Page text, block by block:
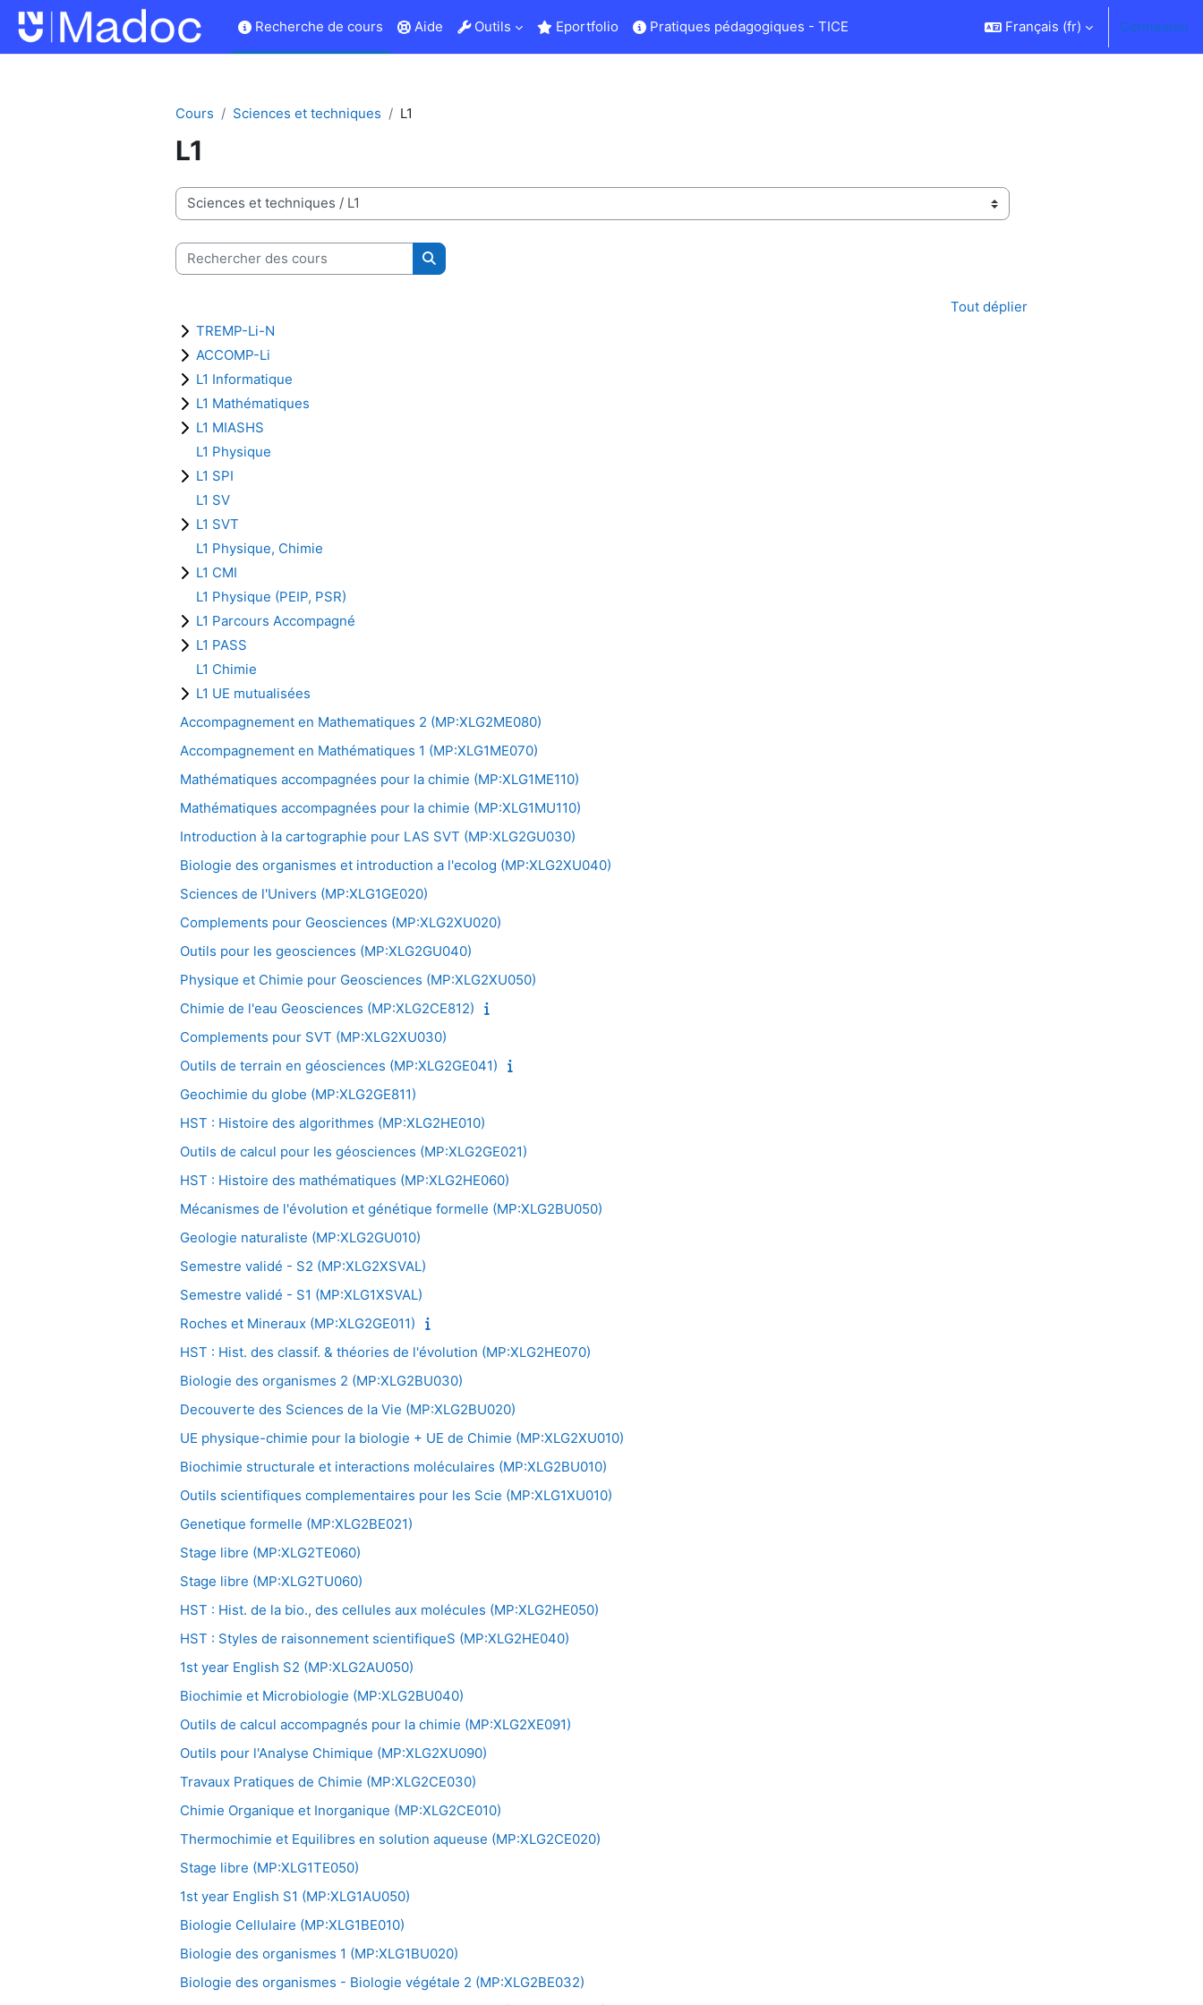
Passer au contenu principal
Recherche de cours
Aide Outils Eportfolio Pratiques pédagogiques - TICE Français ‎(fr)‎ Connexion
Cours Sciences et techniques L1
L1
Catégories de cours
Rechercher des cours
Rechercher des cours
Tout déplier
TREMP-Li-N
ACCOMP-Li
L1 Informatique
L1 Mathématiques
L1 MIASHS
L1 Physique
L1 SPI
L1 SV
L1 SVT
L1 Physique, Chimie
L1 CMI
L1 Physique (PEIP, PSR)
L1 Parcours Accompagné
L1 PASS
L1 Chimie
L1 UE mutualisées
Accompagnement en Mathematiques 2 (MP:XLG2ME080)
Accompagnement en Mathématiques 1 (MP:XLG1ME070)
Mathématiques accompagnées pour la chimie (MP:XLG1ME110)
Mathématiques accompagnées pour la chimie (MP:XLG1MU110)
Introduction à la cartographie pour LAS SVT (MP:XLG2GU030)
Biologie des organismes et introduction a l'ecolog (MP:XLG2XU040)
Sciences de l'Univers (MP:XLG1GE020)
Complements pour Geosciences (MP:XLG2XU020)
Outils pour les geosciences (MP:XLG2GU040)
Physique et Chimie pour Geosciences (MP:XLG2XU050)
Chimie de l'eau Geosciences (MP:XLG2CE812)
Complements pour SVT (MP:XLG2XU030)
Outils de terrain en géosciences (MP:XLG2GE041)
Geochimie du globe (MP:XLG2GE811)
HST : Histoire des algorithmes (MP:XLG2HE010)
Outils de calcul pour les géosciences (MP:XLG2GE021)
HST : Histoire des mathématiques (MP:XLG2HE060)
Mécanismes de l'évolution et génétique formelle (MP:XLG2BU050)
Geologie naturaliste (MP:XLG2GU010)
Semestre validé - S2 (MP:XLG2XSVAL)
Semestre validé - S1 (MP:XLG1XSVAL)
Roches et Mineraux (MP:XLG2GE011)
HST : Hist. des classif. & théories de l'évolution (MP:XLG2HE070)
Biologie des organismes 2 (MP:XLG2BU030)
Decouverte des Sciences de la Vie (MP:XLG2BU020)
UE physique-chimie pour la biologie + UE de Chimie (MP:XLG2XU010)
Biochimie structurale et interactions moléculaires (MP:XLG2BU010)
Outils scientifiques complementaires pour les Scie (MP:XLG1XU010)
Genetique formelle (MP:XLG2BE021)
Stage libre (MP:XLG2TE060)
Stage libre (MP:XLG2TU060)
HST : Hist. de la bio., des cellules aux molécules (MP:XLG2HE050)
HST : Styles de raisonnement scientifiqueS (MP:XLG2HE040)
1st year English S2 (MP:XLG2AU050)
Biochimie et Microbiologie (MP:XLG2BU040)
Outils de calcul accompagnés pour la chimie (MP:XLG2XE091)
Outils pour l'Analyse Chimique (MP:XLG2XU090)
Travaux Pratiques de Chimie (MP:XLG2CE030)
Chimie Organique et Inorganique (MP:XLG2CE010)
Thermochimie et Equilibres en solution aqueuse (MP:XLG2CE020)
Stage libre (MP:XLG1TE050)
1st year English S1 (MP:XLG1AU050)
Biologie Cellulaire (MP:XLG1BE010)
Biologie des organismes 1 (MP:XLG1BU020)
Biologie des organismes - Biologie végétale 2 (MP:XLG2BE032)